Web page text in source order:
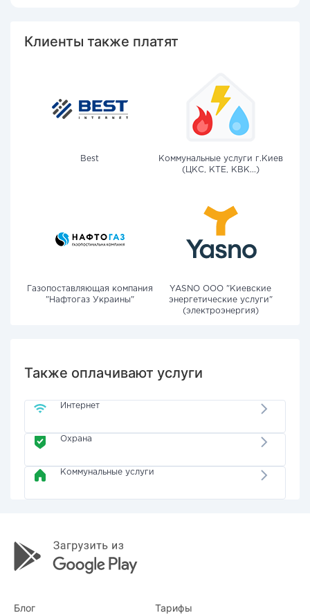
Клиенты также платят
Best
Коммунальные услуги г.Киев
(ЦКС, КТЕ, КВК...)
Газопоставляющая компания
"Нафтогаз Украины"
YASNO OOO "Киевские
энергетические услуги"
(электроэнергия)
Также оплачивают услуги
Интернет
Охрана
Коммунальные услуги
Блог Тарифы